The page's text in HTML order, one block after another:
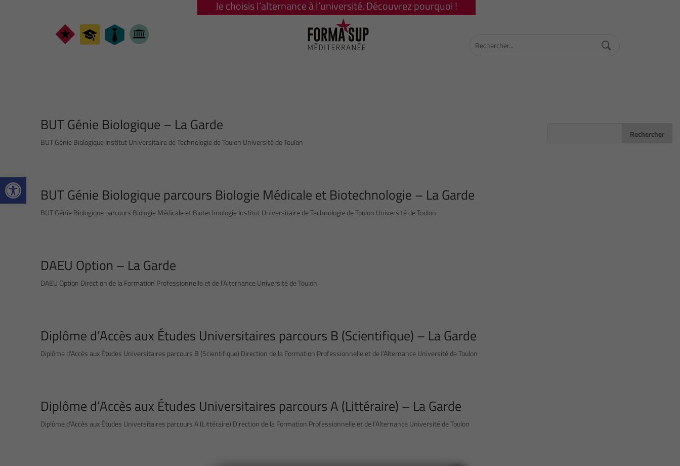
Ouvrir la barre d’outils
Je choisis l’alternance à l’université. Découvrez pourquoi !
BUT Génie Biologique – La Garde
BUT Génie Biologique Institut Universitaire de Technologie de Toulon Université de Toulon
BUT Génie Biologique parcours Biologie Médicale et Biotechnologie – La Garde
BUT Génie Biologique parcours Biologie Médicale et Biotechnologie Institut Universitaire de Technologie de Toulon Université de Toulon
DAEU Option – La Garde
DAEU Option Direction de la Formation Professionnelle et de l’Alternance Université de Toulon
Diplôme d’Accès aux Études Universitaires parcours B (Scientifique) – La Garde
Diplôme d’Accès aux Études Universitaires parcours B (Scientifique) Direction de la Formation Professionnelle et de l’Alternance Université de Toulon
Diplôme d’Accès aux Études Universitaires parcours A (Littéraire) – La Garde
Diplôme d’Accès aux Études Universitaires parcours A (Littéraire) Direction de la Formation Professionnelle et de l’Alternance Université de Toulon